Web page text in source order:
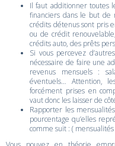
Il faut additionner toutes
financiers dans le but de
crédits détenus sont pris
ou de crédit
crédits auto, des prêts
Si vous percevez
nécessaire de faire une
revenus mensuels :
éventuels… Attention,
forcément prises en
vaut donc les laisser de
Rapporter les
pourcentage qu’elles
comme suit : (